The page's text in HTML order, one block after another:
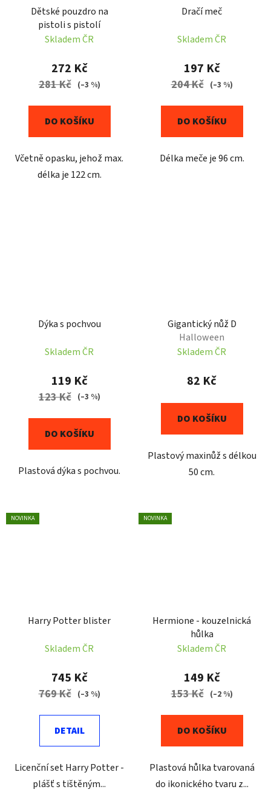
Dětské pouzdro na
pistoli s pistolí
Skladem ČR
272 Kč
281 Kč (–3 %)
DO KOŠÍKU
Včetně opasku, jehož max.
délka je 122 cm.
Dračí meč
Skladem ČR
197 Kč
204 Kč (–3 %)
DO KOŠÍKU
Délka meče je 96 cm.
Dýka s pochvou
Skladem ČR
119 Kč
123 Kč (–3 %)
DO KOŠÍKU
Plastová dýka s pochvou.
Gigantický nůž D
Halloween
Skladem ČR
82 Kč
DO KOŠÍKU
Plastový maxinůž s délkou
50 cm.
NOVINKA
Harry Potter blister
Skladem ČR
745 Kč
769 Kč (–3 %)
DETAIL
Licenční set Harry Potter -
plášť s tištěným...
NOVINKA
Hermione - kouzelnická
hůlka
Skladem ČR
149 Kč
153 Kč (–2 %)
DO KOŠÍKU
Plastová hůlka tvarovaná
do ikonického tvaru z...